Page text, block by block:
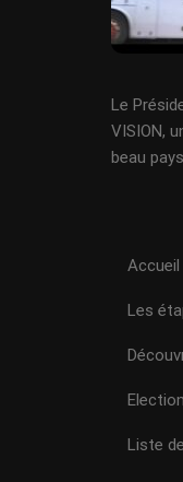
Le
VISION,
beau
Accueil
Les
Liste